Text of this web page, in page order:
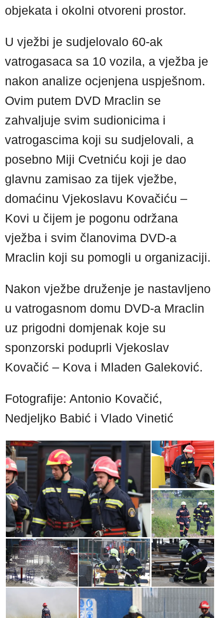
objekata i okolni otvoreni prostor.
U vježbi je sudjelovalo 60-ak
vatrogasaca sa 10 vozila, a vježba je
nakon analize ocjenjena uspješnom.
Ovim putem DVD Mraclin se
zahvaljuje svim sudionicima i
vatrogascima koji su sudjelovali, a
posebno Miji Cvetniću koji je dao
glavnu zamisao za tijek vježbe,
domaćinu Vjekoslavu Kovačiću –
Kovi u čijem je pogonu održana
vježba i svim članovima DVD-a
Mraclin koji su pomogli u organizaciji.
Nakon vježbe druženje je nastavljeno
u vatrogasnom domu DVD-a Mraclin
uz prigodni domjenak koje su
sponzorski poduprli Vjekoslav
Kovačić – Kova i Mladen Galeković.
Fotografije: Antonio Kovačić,
Nedjeljko Babić i Vlado Vinetić